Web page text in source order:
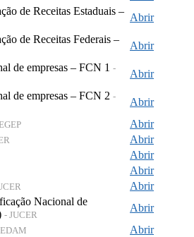
de Receitas Estaduais –
Abrir
de Receitas Federais –
Abrir
de empresas – FCN 1 -
Abrir
de empresas – FCN 2 -
Abrir
Abrir
Abrir
Abrir
Abrir
Abrir
Nacional de
- JUCER
Abrir
Abrir